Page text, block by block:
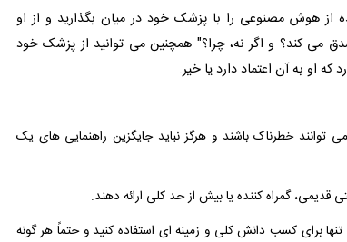
از هوش مصنوعی را با پزشک خود در میان بگذارید و از او
می کند؟ و اگر نه، چرا؟" همچنین می توانید از پزشک خود
او به آن اعتماد دارد یا خیر.
خطرناک باشند و هرگز نباید جایگزین راهنمایی های یک
گمراه کننده یا بیش از حد کلی ارائه دهند.
برای کسب دانش کلی و زمینه ای استفاده کنید و حتماً هر گونه